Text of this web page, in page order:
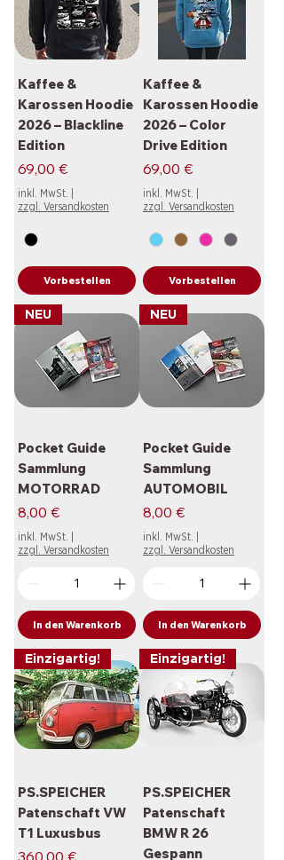
Kaffee &
Karossen Hoodie
2026 – Blackline
Edition
Preis
69,00 €
inkl. MwSt. |
zzgl. Versandkosten
Vorbestellen
Kaffee &
Karossen Hoodie
2026 – Color
Drive Edition
Preis
69,00 €
inkl. MwSt. |
zzgl. Versandkosten
Vorbestellen
NEU
Pocket Guide
Sammlung
MOTORRAD
Preis
8,00 €
inkl. MwSt. |
zzgl. Versandkosten
In den Warenkorb
NEU
Pocket Guide
Sammlung
AUTOMOBIL
Preis
8,00 €
inkl. MwSt. |
zzgl. Versandkosten
In den Warenkorb
Einzigartig!
PS.SPEICHER
Patenschaft VW
T1 Luxusbus
Preis
360,00 €
Einzigartig!
PS.SPEICHER
Patenschaft
BMW R 26
Gespann